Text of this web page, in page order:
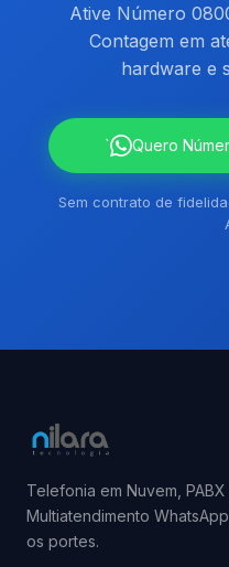
Ative Número
Contagem em
hardware e
` Quero
Sem contrato de
Telefonia em Nuvem,
Multiatendimento
os portes.